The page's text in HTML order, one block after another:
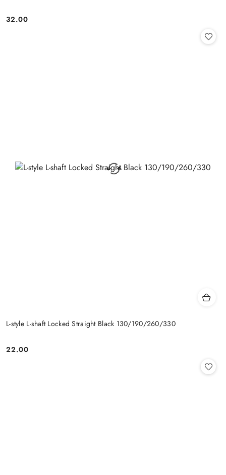
Cena:
32.00
L-style L-shaft Locked Straight Black 130/190/260/330
Cena:
22.00